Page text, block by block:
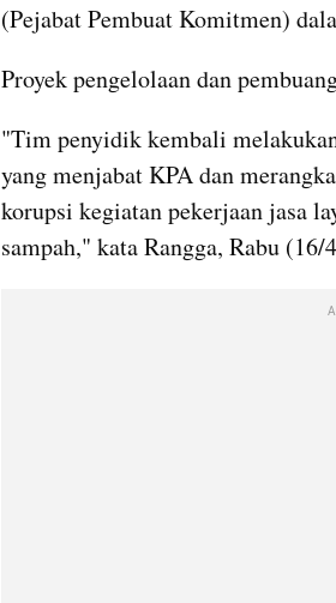
(Pejabat Pembuat Komitmen)
Proyek pengelolaan dan
"Tim penyidik kembali
yang menjabat KPA dan
korupsi kegiatan pekerjaan jasa
sampah," kata Rangga, Rabu (16/